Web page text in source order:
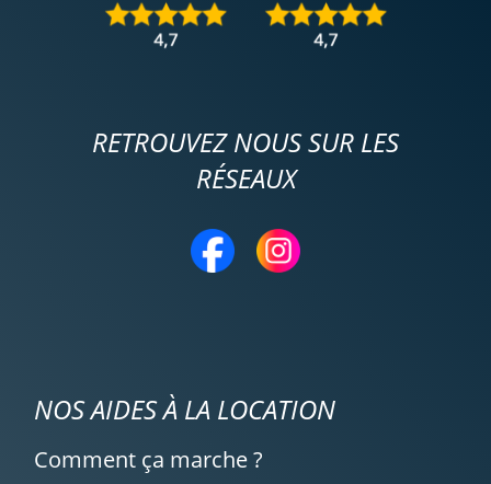
RETROUVEZ NOUS SUR LES
RÉSEAUX
NOS AIDES À LA LOCATION
Comment ça marche ?